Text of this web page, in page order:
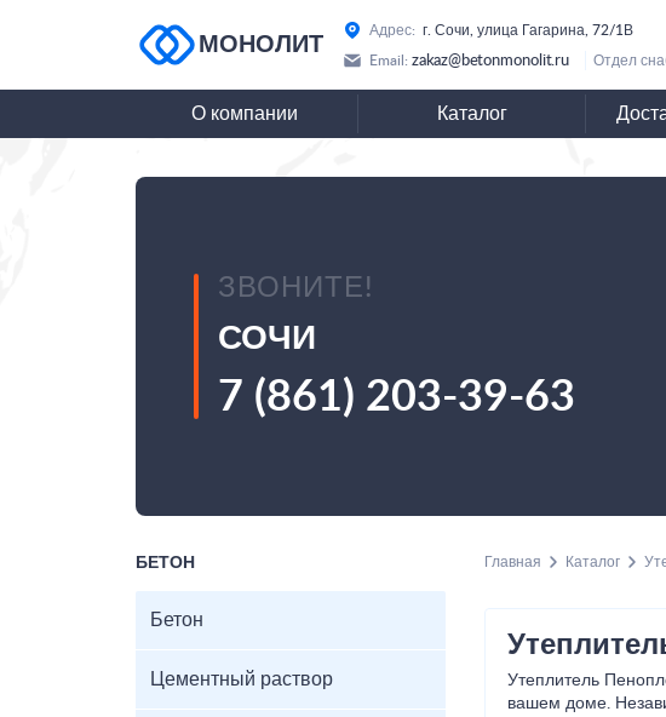
МОНОЛИТ
Адрес: г. Сочи, улица Гагарина, 72/1В
Email: zakaz@betonmonolit.ru Отдел
О компании Каталог
ЗВОНИТЕ!
СОЧИ
7 (861) 203-39-63
БЕТОН
Бетон
Цементный раствор
Главная Каталог
Утеплитель
вашем доме.